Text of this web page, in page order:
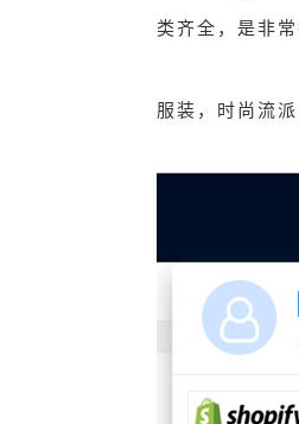
类齐全，是非
服装，时尚流